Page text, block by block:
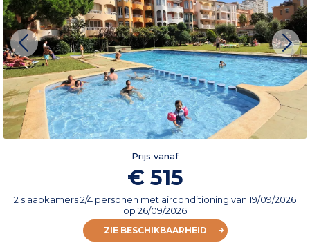
Prijs vanaf
€ 515
2 slaapkamers 2/4 personen met airconditioning van19/09/2026
op 26/09/2026
ZIE BESCHIKBAARHEID